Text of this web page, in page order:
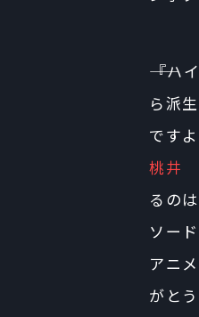
――『
ら派
ですよ
桃井
るの
ソー
アニ
がと